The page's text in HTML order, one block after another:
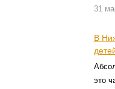
31
В
это